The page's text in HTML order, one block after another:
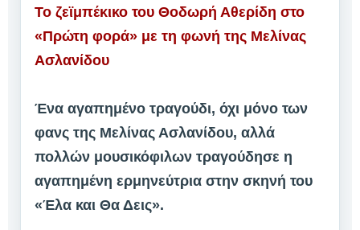
Το ζεϊμπέκικο του Θοδωρή Αθερίδη στο
«Πρώτη φορά» με τη φωνή της Μελίνας
Ασλανίδου
Ένα αγαπημένο τραγούδι, όχι μόνο των
φανς της Μελίνας Ασλανίδου, αλλά
πολλών μουσικόφιλων τραγούδησε η
αγαπημένη ερμηνεύτρια στην σκηνή του
«Έλα και Θα Δεις».